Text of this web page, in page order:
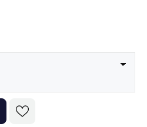
ein oder benutze die